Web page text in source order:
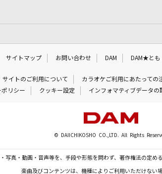
サイトマップ お問い合わせ DAM DAM★とも
サイトのご利用について カラオケご利用にあたっての
リシー
クッキー設定 インフォマティブデータの
© DAIICHIKOSHO CO.,LTD. All Rights
写真・動画・音声等を、手段や形態を問わず、著作権法の定め
楽曲及びコンテンツは、機種によりご利用いただけない場